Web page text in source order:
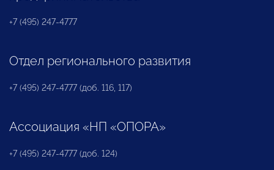
+7 (495) 247-4777
Отдел регионального развития
+7 (495) 247-4777 (доб. 116, 117)
Ассоциация «НП «ОПОРА»
+7 (495) 247-4777 (доб. 124)